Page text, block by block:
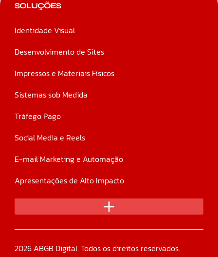
SOLUÇÕES
Identidade Visual
Desenvolvimento de Sites
Impressos e Materiais Físicos
Sistemas sob Medida
Tráfego Pago
Social Media e Reels
E-mail Marketing e Automação
Apresentações de Alto Impacto
2026 ABGB Digital. Todos os direitos reservados.